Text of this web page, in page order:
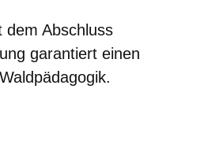
dem Abschluss
garantiert einen